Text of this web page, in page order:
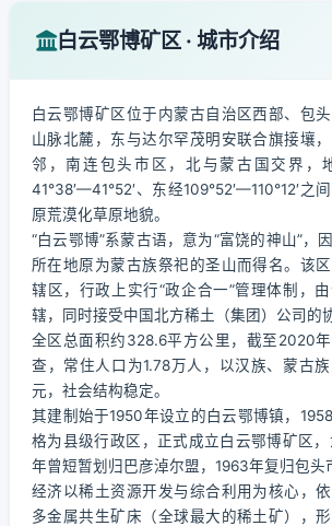
白云鄂博矿区 · 城市介绍
白云鄂博矿区位于内蒙古自治区西部、包
山脉北麓，东与达尔罕茂明安联合旗接壤
邻，南连包头市区，北与蒙古国交界，
41°38′—41°52′、东经109°52′—110°12′之
原荒漠化草原地貌。
“白云鄂博”系蒙古语，意为“富饶的神山”，
所在地原为蒙古族祭祀的圣山而得名。该
辖区，行政上实行“政企合一”管理体制，
辖，同时接受中国北方稀土（集团）公司的
全区总面积约328.6平方公里，截至2020
查，常住人口为1.78万人，以汉族、蒙古
元，社会结构稳定。
其建制始于1950年设立的白云鄂博镇，
格为县级行政区，正式成立白云鄂博矿区
年曾短暂划归巴彦淖尔盟，1963年复归包头
经济以稀土资源开发与综合利用为核心，
多金属共生矿床（全球最大的稀土矿），